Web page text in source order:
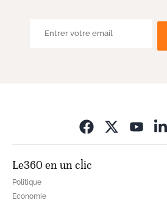
Le360 en un clic
Politique
Economie